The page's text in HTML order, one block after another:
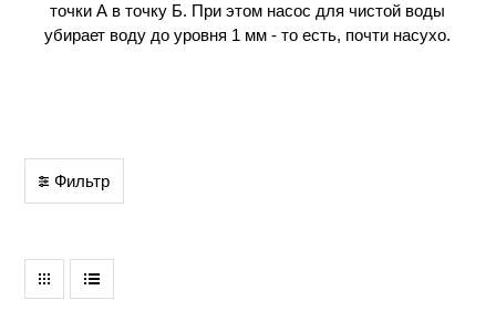
точки А в точку Б. При этом насос для чистой воды
убирает воду до уровня 1 мм - то есть, почти насухо.
Фильтр